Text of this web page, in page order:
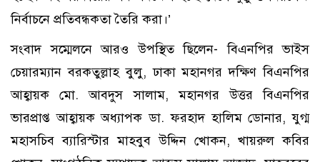
নির্বাচনে প্রতিবন্ধকতা তৈরি করা।’
সংবাদ সম্মেলনে আরও উপস্থিত ছিলেন- বিএনপির ভাইস
চেয়ারম্যান বরকতুল্লাহ বুলু, ঢাকা মহানগর দক্ষিণ বিএনপির
আহ্বায়ক মো. আবদুস সালাম, মহানগর উত্তর বিএনপির
ভারপ্রাপ্ত আহ্বায়ক অধ্যাপক ডা. ফরহাদ হালিম ডোনার, যুগ্ম
মহাসচিব ব্যারিস্টার মাহবুব উদ্দিন খোকন, খায়রুল কবির